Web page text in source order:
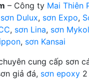
– Công ty Mai Thiên
sơn Dulux, sơn Expo,
, sơn Lina, sơn
, sơn Kansai
cung cấp sơn
giả đá, sơn epoxy